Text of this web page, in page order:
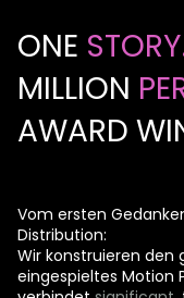
ONE
MILLION
AWARD
Vom ersten
Distribution:
Wir konstruieren den
eingespieltes Motion